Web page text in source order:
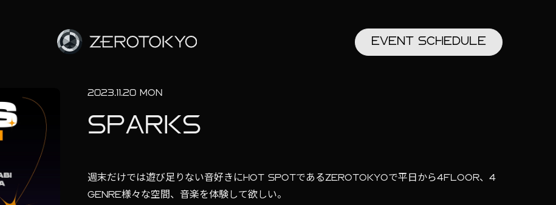
EVENT SCHEDULE
2023.11.20 MON
SPARKS
週末だけでは遊び足りない音好きにHOT SPOTであるZEROTOKYOで平日から4FLOOR、4
GENRE様々な空間、音楽を体験して欲しい。